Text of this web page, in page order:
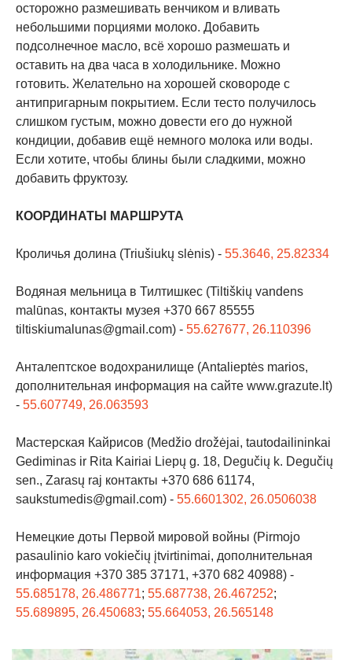
осторожно размешивать венчиком и вливать
небольшими порциями молоко. Добавить
подсолнечное масло, всё хорошо размешать и
оставить на два часа в холодильнике. Можно
готовить. Желательно на хорошей сковороде с
антипригарным покрытием. Если тесто получилось
слишком густым, можно довести его до нужной
кондиции, добавив ещё немного молока или воды.
Если хотите, чтобы блины были сладкими, можно
добавить фруктозу.
КООРДИНАТЫ МАРШРУТА
Кроличья долина (Triušiukų slėnis) - 55.3646, 25.82334
Водяная мельница в Тилтишкес (Tiltiškių vandens
malūnas, контакты музея +370 667 85555
tiltiskiumalunas@gmail.com) - 55.627677, 26.110396
Анталептское водохранилище (Antalieptės marios,
дополнительная информация на сайте www.grazute.lt)
- 55.607749, 26.063593
Мастерская Кайрисов (Medžio drožėjai, tautodailininkai
Gediminas ir Rita Kairiai Liepų g. 18, Degučių k. Degučių
sen., Zarasų raj контакты +370 686 61174,
saukstumedis@gmail.com) - 55.6601302, 26.0506038
Немецкие доты Первой мировой войны (Pirmojo
pasaulinio karo vokiečių įtvirtinimai, дополнительная
информация +370 385 37171, +370 682 40988) -
55.685178, 26.486771; 55.687738, 26.467252;
55.689895, 26.450683; 55.664053, 26.565148